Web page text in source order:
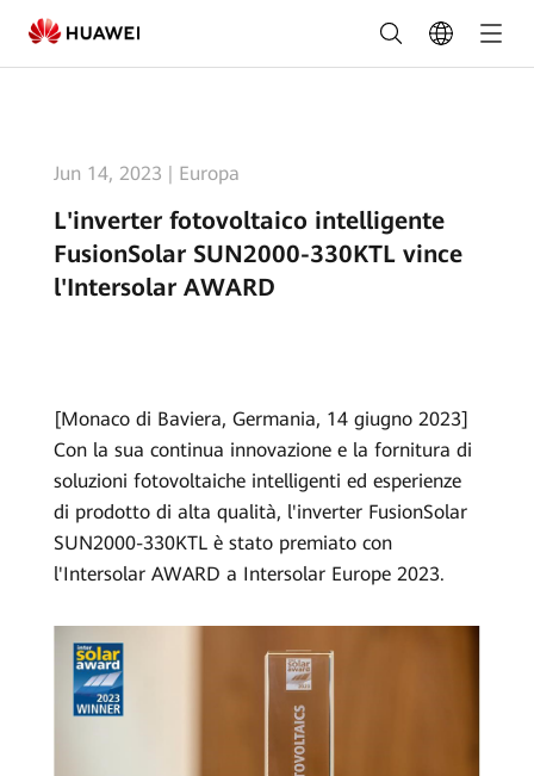
L'inverter
fotovoltaico
FusionSolar
SUN2000-
330KTL
vince
Jun 14, 2023 | Europa
L'inverter fotovoltaico intelligente
FusionSolar SUN2000-330KTL vince
l'Intersolar AWARD
[Monaco di Baviera, Germania, 14 giugno 2023]
Con la sua continua innovazione e la fornitura di
soluzioni fotovoltaiche intelligenti ed esperienze
di prodotto di alta qualità, l'inverter FusionSolar
SUN2000-330KTL è stato premiato con
l'Intersolar AWARD a Intersolar Europe 2023.